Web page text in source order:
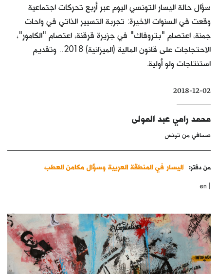
دفاتر
بالصورة
كتّابنا
سؤال حالة اليسار التونسي اليوم عبر أربع تحركات اجتماعية
وقعت في السنوات الاخيرة: تجربة التسيير الذاتي في واحات
جمنة، اعتصام "بتروفاك" في جزيرة قرقنة، اعتصام "الكامور"،
الاحتجاجات على قانون المالية (الميزانية) 2018.. وتقديم
استنتاجات ولو أولية.
2018-12-02
محمد رامي عبد المولى
صحافي من تونس
من دفتر: اليسار في المنطقة العربية وسؤال مكامن العطب
|
en